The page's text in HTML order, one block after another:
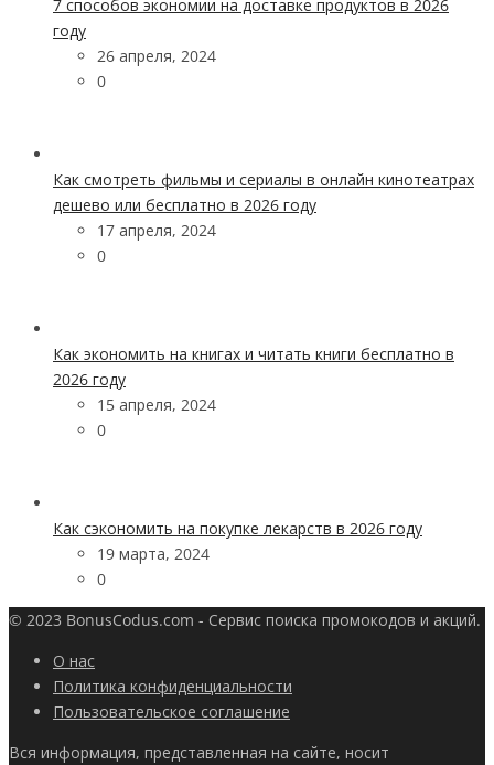
7 способов экономии на доставке продуктов в 2026
году
26 апреля, 2024
0
Как смотреть фильмы и сериалы в онлайн кинотеатрах
дешево или бесплатно в 2026 году
17 апреля, 2024
0
Как экономить на книгах и читать книги бесплатно в
2026 году
15 апреля, 2024
0
Как сэкономить на покупке лекарств в 2026 году
19 марта, 2024
0
© 2023 BonusCodus.com - Сервис поиска промокодов и акций.
О нас
Политика конфиденциальности
Пользовательское соглашение
Вся информация, представленная на сайте, носит